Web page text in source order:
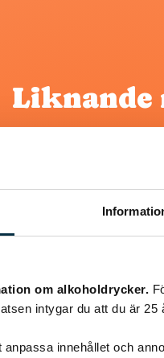
om alkoholdrycker.
intygar du att du är 25
innehållet och
Liknande